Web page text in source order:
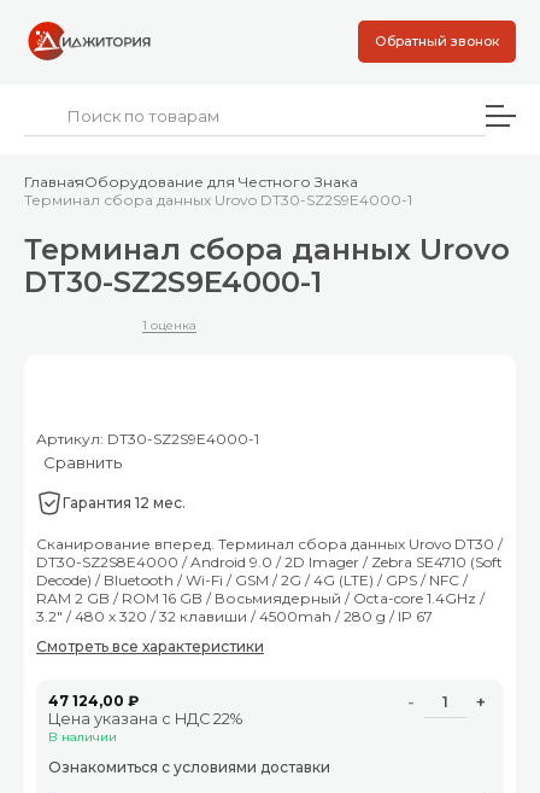
Обратный звонок
ГлавнаяОборудование для Честного Знака
Терминал сбора данных Urovo DT30-SZ2S9E4000-1
Терминал сбора данных Urovo
DT30-SZ2S9E4000-1
1 оценка
Артикул: DT30-SZ2S9E4000-1
Сравнить
Гарантия 12 мес.
Сканирование вперед. Терминал сбора данных Urovo DT30 /
DT30-SZ2S8E4000 / Android 9.0 / 2D Imager / Zebra SE4710 (Soft
Decode) / Bluetooth / Wi-Fi / GSM / 2G / 4G (LTE) / GPS / NFC /
RAM 2 GB / ROM 16 GB / Восьмиядерный / Octa-core 1.4GHz /
3.2" / 480 x 320 / 32 клавиши / 4500mah / 280 g / IP 67
Смотреть все характеристики
47 124,00 ₽
Цена указана с НДС 22%
В наличии
- +
Ознакомиться с условиями доставки